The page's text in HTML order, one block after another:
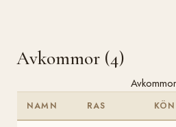
Avkommor (4)
Avkommor
NAMN RAS KÖN